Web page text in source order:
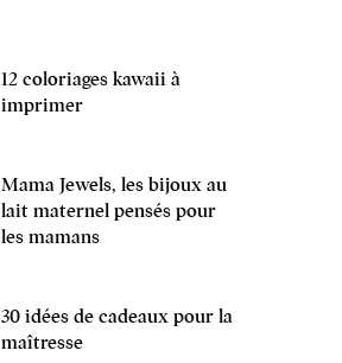
12 coloriages kawaii à
imprimer
Mama Jewels, les bijoux au
lait maternel pensés pour
les mamans
30 idées de cadeaux pour la
maîtresse